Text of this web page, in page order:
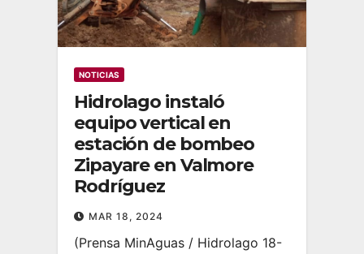
NOTICIAS
Hidrolago instaló
equipo vertical en
estación de bombeo
Zipayare en Valmore
Rodríguez
MAR 18, 2024
(Prensa MinAguas / Hidrolago 18-